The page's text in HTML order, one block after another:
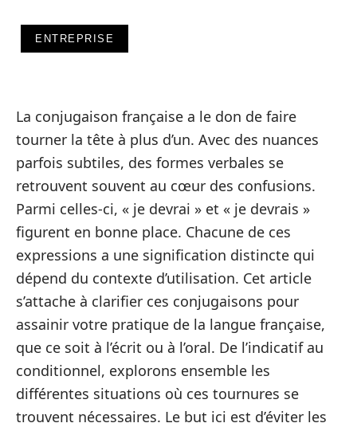
ENTREPRISE
La conjugaison française a le don de faire
tourner la tête à plus d’un. Avec des nuances
parfois subtiles, des formes verbales se
retrouvent souvent au cœur des confusions.
Parmi celles-ci, « je devrai » et « je devrais »
figurent en bonne place. Chacune de ces
expressions a une signification distincte qui
dépend du contexte d’utilisation. Cet article
s’attache à clarifier ces conjugaisons pour
assainir votre pratique de la langue française,
que ce soit à l’écrit ou à l’oral. De l’indicatif au
conditionnel, explorons ensemble les
différentes situations où ces tournures se
trouvent nécessaires. Le but ici est d’éviter les